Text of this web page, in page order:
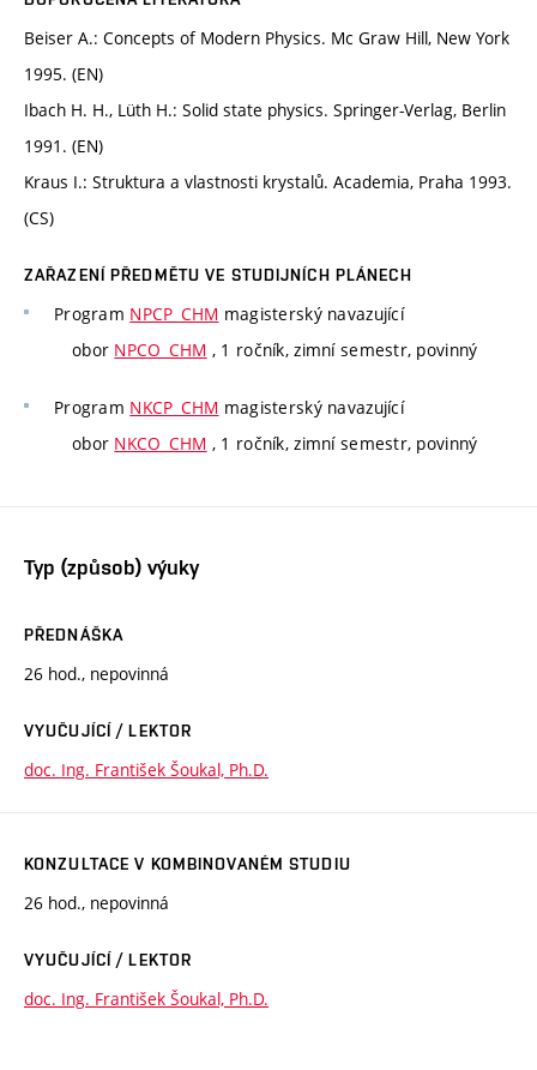
Beiser A.: Concepts of Modern Physics. Mc Graw Hill, New York
1995. (EN)
Ibach H. H., Lüth H.: Solid state physics. Springer-Verlag, Berlin
1991. (EN)
Kraus I.: Struktura a vlastnosti krystalů. Academia, Praha 1993.
(CS)
ZAŘAZENÍ PŘEDMĚTU VE STUDIJNÍCH PLÁNECH
Program NPCP_CHM magisterský navazující
obor NPCO_CHM , 1 ročník, zimní semestr, povinný
Program NKCP_CHM magisterský navazující
obor NKCO_CHM , 1 ročník, zimní semestr, povinný
Typ (způsob) výuky
PŘEDNÁŠKA
26 hod., nepovinná
VYUČUJÍCÍ / LEKTOR
doc. Ing. František Šoukal, Ph.D.
KONZULTACE V KOMBINOVANÉM STUDIU
26 hod., nepovinná
VYUČUJÍCÍ / LEKTOR
doc. Ing. František Šoukal, Ph.D.